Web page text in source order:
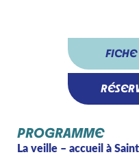
PROGRAMME
La veille – accueil à